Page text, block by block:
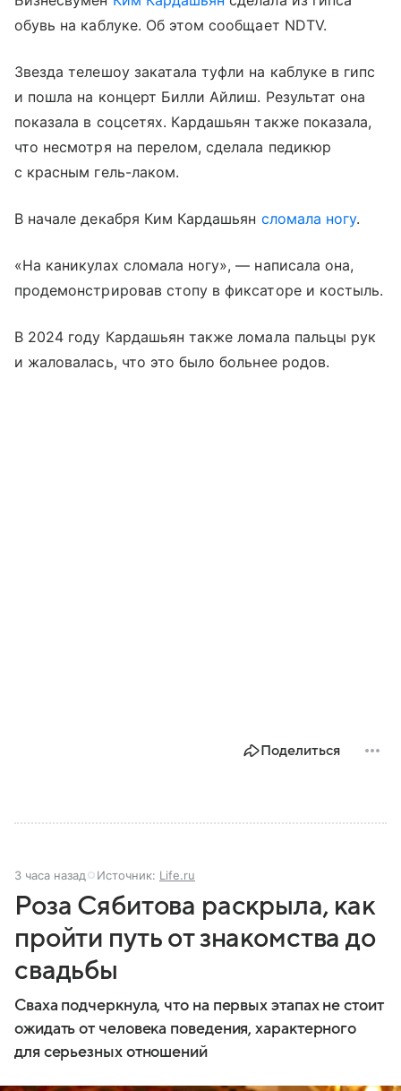
обувь на каблуке. Об этом сообщает NDTV.
Звезда телешоу закатала туфли на каблуке в гипс
и пошла на концерт Билли Айлиш. Результат она
показала в соцсетях. Кардашьян также показала,
что несмотря на перелом, сделала педикюр
с красным гель-лаком.
В начале декабря Ким Кардашьян сломала ногу.
«На каникулах сломала ногу», — написала она,
продемонстрировав стопу в фиксаторе и костыль.
В 2024 году Кардашьян также ломала пальцы рук
и жаловалась, что это было больнее родов.
Поделиться
3 часа назад Источник: Life.ru
Роза Сябитова раскрыла, как
пройти путь от знакомства до
свадьбы
Сваха подчеркнула, что на первых этапах не стоит
ожидать от человека поведения, характерного
для серьезных отношений